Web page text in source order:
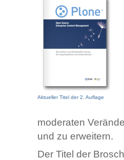
Aktueller Titel der 2. Auflage
moderaten
und zu erweitern.
Der Titel der